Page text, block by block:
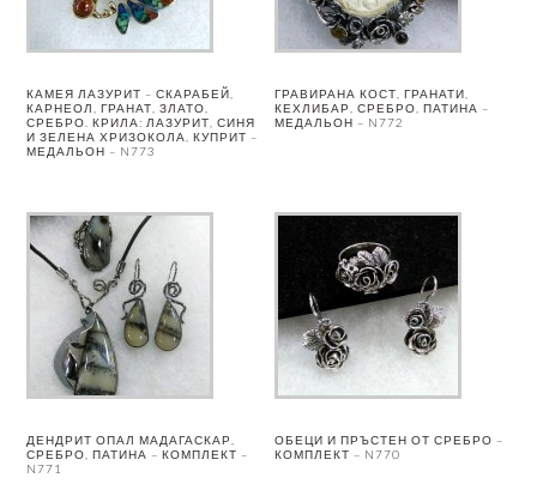
КАМЕЯ ЛАЗУРИТ – СКАРАБЕЙ,
КАРНЕОЛ, ГРАНАТ, ЗЛАТО,
СРЕБРО. КРИЛА: ЛАЗУРИТ, СИНЯ
И ЗЕЛЕНА ХРИЗОКОЛА, КУПРИТ –
МЕДАЛЬОН – N773
ГРАВИРАНА КОСТ, ГРАНАТИ,
КЕХЛИБАР, СРЕБРО, ПАТИНА –
МЕДАЛЬОН – N772
ДЕНДРИТ ОПАЛ МАДАГАСКАР,
СРЕБРО, ПАТИНА – КОМПЛЕКТ –
N771
ОБЕЦИ И ПРЪСТЕН ОТ СРЕБРО –
КОМПЛЕКТ – N770